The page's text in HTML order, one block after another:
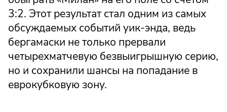
3:2. Этот результат стал одним из самых
обсуждаемых событий уик-энда, ведь
бергамаски не только прервали
четырехматчевую безвыигрышную серию,
но и сохранили шансы на попадание в
еврокубковую зону.